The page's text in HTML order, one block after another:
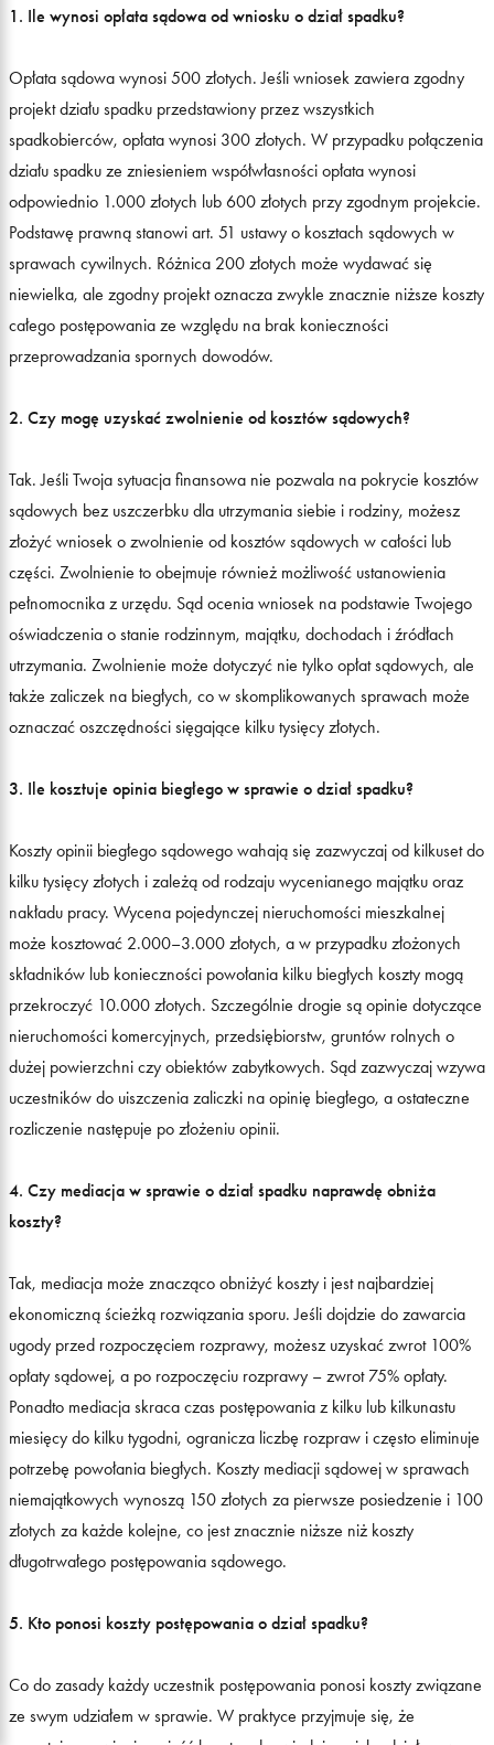
1. Ile wynosi opłata sądowa od wniosku o dział spadku?
Opłata sądowa wynosi 500 złotych. Jeśli wniosek zawiera zgodny
projekt działu spadku przedstawiony przez wszystkich
spadkobierców, opłata wynosi 300 złotych. W przypadku połączenia
działu spadku ze zniesieniem współwłasności opłata wynosi
odpowiednio 1.000 złotych lub 600 złotych przy zgodnym projekcie.
Podstawę prawną stanowi art. 51 ustawy o kosztach sądowych w
sprawach cywilnych. Różnica 200 złotych może wydawać się
niewielka, ale zgodny projekt oznacza zwykle znacznie niższe koszty
całego postępowania ze względu na brak konieczności
przeprowadzania spornych dowodów.
2. Czy mogę uzyskać zwolnienie od kosztów sądowych?
Tak. Jeśli Twoja sytuacja finansowa nie pozwala na pokrycie kosztów
sądowych bez uszczerbku dla utrzymania siebie i rodziny, możesz
złożyć wniosek o zwolnienie od kosztów sądowych w całości lub
części. Zwolnienie to obejmuje również możliwość ustanowienia
pełnomocnika z urzędu. Sąd ocenia wniosek na podstawie Twojego
oświadczenia o stanie rodzinnym, majątku, dochodach i źródłach
utrzymania. Zwolnienie może dotyczyć nie tylko opłat sądowych, ale
także zaliczek na biegłych, co w skomplikowanych sprawach może
oznaczać oszczędności sięgające kilku tysięcy złotych.
3. Ile kosztuje opinia biegłego w sprawie o dział spadku?
Koszty opinii biegłego sądowego wahają się zazwyczaj od kilkuset do
kilku tysięcy złotych i zależą od rodzaju wycenianego majątku oraz
nakładu pracy. Wycena pojedynczej nieruchomości mieszkalnej
może kosztować 2.000–3.000 złotych, a w przypadku złożonych
składników lub konieczności powołania kilku biegłych koszty mogą
przekroczyć 10.000 złotych. Szczególnie drogie są opinie dotyczące
nieruchomości komercyjnych, przedsiębiorstw, gruntów rolnych o
dużej powierzchni czy obiektów zabytkowych. Sąd zazwyczaj wzywa
uczestników do uiszczenia zaliczki na opinię biegłego, a ostateczne
rozliczenie następuje po złożeniu opinii.
4. Czy mediacja w sprawie o dział spadku naprawdę obniża
koszty?
Tak, mediacja może znacząco obniżyć koszty i jest najbardziej
ekonomiczną ścieżką rozwiązania sporu. Jeśli dojdzie do zawarcia
ugody przed rozpoczęciem rozprawy, możesz uzyskać zwrot 100%
opłaty sądowej, a po rozpoczęciu rozprawy – zwrot 75% opłaty.
Ponadto mediacja skraca czas postępowania z kilku lub kilkunastu
miesięcy do kilku tygodni, ogranicza liczbę rozpraw i często eliminuje
potrzebę powołania biegłych. Koszty mediacji sądowej w sprawach
niemajątkowych wynoszą 150 złotych za pierwsze posiedzenie i 100
złotych za każde kolejne, co jest znacznie niższe niż koszty
długotrwałego postępowania sądowego.
5. Kto ponosi koszty postępowania o dział spadku?
Co do zasady każdy uczestnik postępowania ponosi koszty związane
ze swym udziałem w sprawie. W praktyce przyjmuje się, że